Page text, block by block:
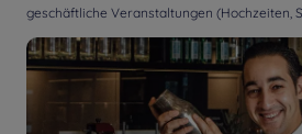
geschäftliche Veranstaltungen (Hochzeiten,